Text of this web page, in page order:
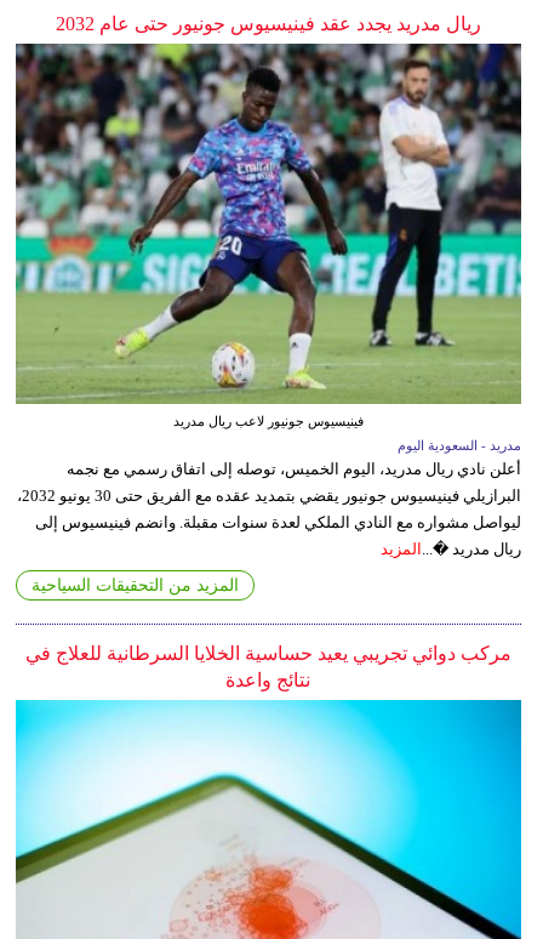
ريال مدريد يجدد عقد فينيسيوس جونيور حتى عام 2032
فينيسيوس جونيور لاعب ريال مدريد
مدريد - السعودية اليوم
أعلن نادي ريال مدريد، اليوم الخميس، توصله إلى اتفاق رسمي مع نجمه
البرازيلي فينيسيوس جونيور يقضي بتمديد عقده مع الفريق حتى 30 يونيو 2032،
ليواصل مشواره مع النادي الملكي لعدة سنوات مقبلة. وانضم فينيسيوس إلى
ريال مدريد �... المزيد
المزيد من التحقيقات السياحية
مركب دوائي تجريبي يعيد حساسية الخلايا السرطانية للعلاج في
نتائج واعدة